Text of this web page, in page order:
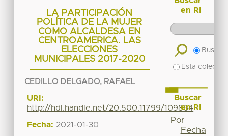
LA PARTICIPACIÓN
POLÍTICA DE LA MUJER
COMO ALCALDESA EN
CENTROAMERICA. LAS
ELECCIONES
MUNICIPALES 2017-2020
CEDILLO DELGADO, RAFAEL
URI:
http://hdl.handle.net/20.500.11799/109864
Fecha: 2021-01-30
en RI
Buscar
Esta
Buscar
en RI
Por
Fecha